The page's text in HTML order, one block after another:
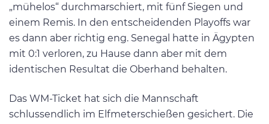
„mühelos“ durchmarschiert, mit fünf Siegen und
einem Remis. In den entscheidenden Playoffs war
es dann aber richtig eng. Senegal hatte in Ägypten
mit 0:1 verloren, zu Hause dann aber mit dem
identischen Resultat die Oberhand behalten.
Das WM-Ticket hat sich die Mannschaft
schlussendlich im Elfmeterschießen gesichert. Die